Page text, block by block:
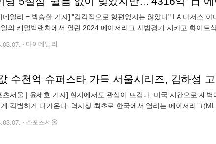
데일리 = 박승환 기자] "감각적으로 형편없지는 않았다" LA 다저스
의 캐멀백랜치에서 열린 2024 메이저리그 시범경기 시카고 화이트
마이데일리
츠서울 | 윤세호 기자] 현지에서도 관심이 뜨겁다. 미국 시간으로 새
각별하게 다가온다. 역사상 최초로 한국에서 열리는 메이저리그
스포츠서울